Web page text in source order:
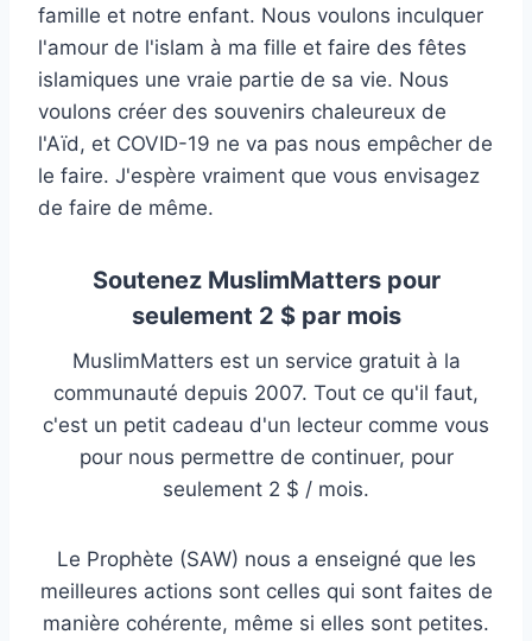
famille et notre enfant. Nous voulons inculquer
l'amour de l'islam à ma fille et faire des fêtes
islamiques une vraie partie de sa vie. Nous
voulons créer des souvenirs chaleureux de
l'Aïd, et COVID-19 ne va pas nous empêcher de
le faire. J'espère vraiment que vous envisagez
de faire de même.
Soutenez MuslimMatters pour
seulement 2 $ par mois
MuslimMatters est un service gratuit à la
communauté depuis 2007. Tout ce qu'il faut,
c'est un petit cadeau d'un lecteur comme vous
pour nous permettre de continuer, pour
seulement 2 $ / mois.
Le Prophète (SAW) nous a enseigné que les
meilleures actions sont celles qui sont faites de
manière cohérente, même si elles sont petites.